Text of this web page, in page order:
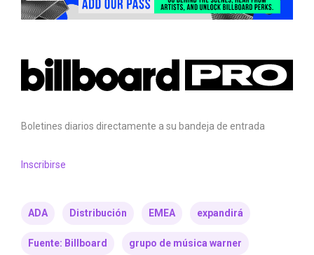
Boletines diarios directamente a su bandeja de entrada
Inscribirse
ADA Distribución EMEA expandirá
Fuente: Billboard grupo de música warner